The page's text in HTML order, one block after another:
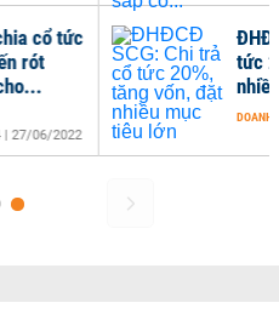
ĐHĐCĐ SCG: Chi trả cổ
tức 20%, tăng vốn, đặt
nhiều mục tiêu lớn
DOANH NGHIỆP -
07:36 | 26/06/2022